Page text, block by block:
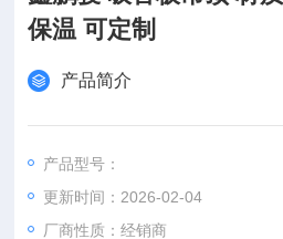
保温 可定制
产品简介
产品型号：
更新时间：2026-02-04
厂商性质：经销商